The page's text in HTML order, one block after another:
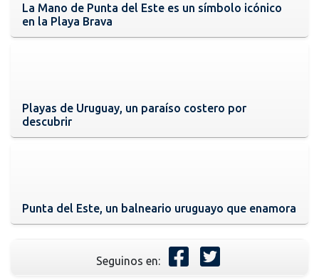
La Mano de Punta del Este es un símbolo icónico
en la Playa Brava
Playas de Uruguay, un paraíso costero por
descubrir
Punta del Este, un balneario uruguayo que enamora
Seguinos en: